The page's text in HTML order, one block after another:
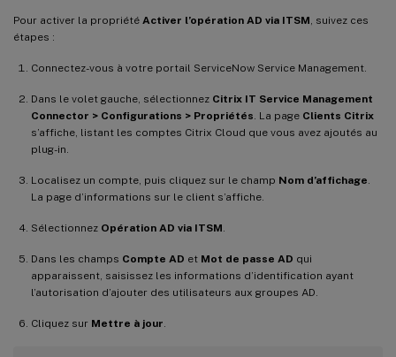
Pour activer la propriété Activer l’opération AD via ITSM, suivez ces
étapes :
Connectez-vous à votre portail ServiceNow Service Management.
Dans le volet gauche, sélectionnez Citrix IT Service Management
Connector > Configurations > Propriétés. La page Clients Citrix
s’affiche, listant les comptes Citrix Cloud que vous avez ajoutés au
plug-in.
Localisez un compte, puis cliquez sur le champ Nom d’affichage.
La page d’informations sur le client s’affiche.
Sélectionnez Opération AD via ITSM.
Dans les champs Compte AD et Mot de passe AD qui
apparaissent, saisissez les informations d’identification ayant
l’autorisation d’ajouter des utilisateurs aux groupes AD.
Cliquez sur Mettre à jour.